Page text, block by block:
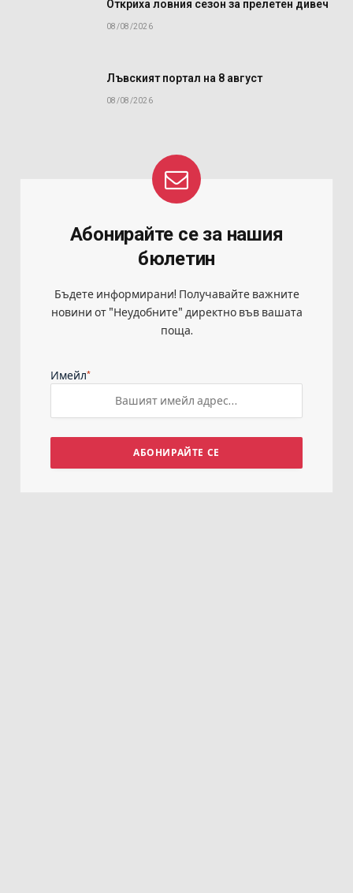
Откриха ловния сезон за прелетен дивеч
08/08/2026
Лъвският портал на 8 август
08/08/2026
Абонирайте се за нашия
бюлетин
Бъдете информирани! Получавайте важните
новини от "Неудобните" директно във вашата
поща.
Имейл*